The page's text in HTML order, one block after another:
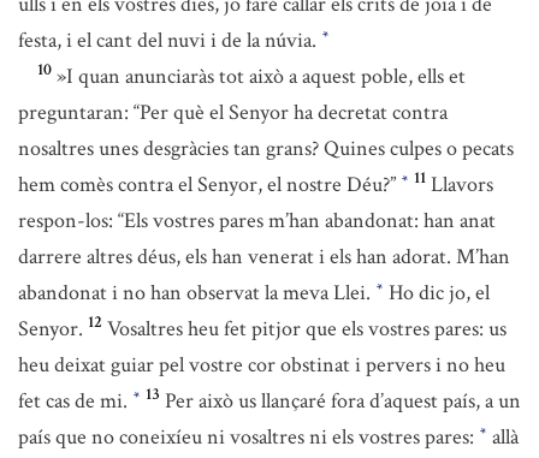
festa, i el cant del nuvi i de la núvia. *
10 »I quan anunciaràs tot això a aquest poble, ells et
preguntaran: “Per què el Senyor ha decretat contra
nosaltres unes desgràcies tan grans? Quines culpes o pecats
hem comès contra el Senyor, el nostre Déu?” * 11 Llavors
respon-los: “Els vostres pares m’han abandonat: han anat
darrere altres déus, els han venerat i els han adorat. M’han
abandonat i no han observat la meva Llei. * Ho dic jo, el
Senyor. 12 Vosaltres heu fet pitjor que els vostres pares: us
heu deixat guiar pel vostre cor obstinat i pervers i no heu
fet cas de mi. * 13 Per això us llançaré fora d’aquest país, a un
país que no coneixíeu ni vosaltres ni els vostres pares: * allà